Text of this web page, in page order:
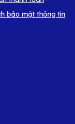
bảo mật thông tin